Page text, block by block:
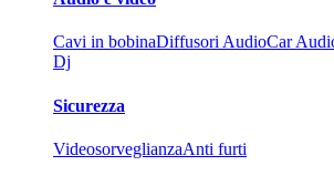
Cavi in bobinaDiffusori AudioCar
Dj
Sicurezza
VideosorveglianzaAnti furti